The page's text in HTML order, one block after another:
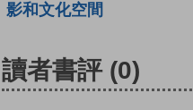
影和文化空間
讀者書評 (0)